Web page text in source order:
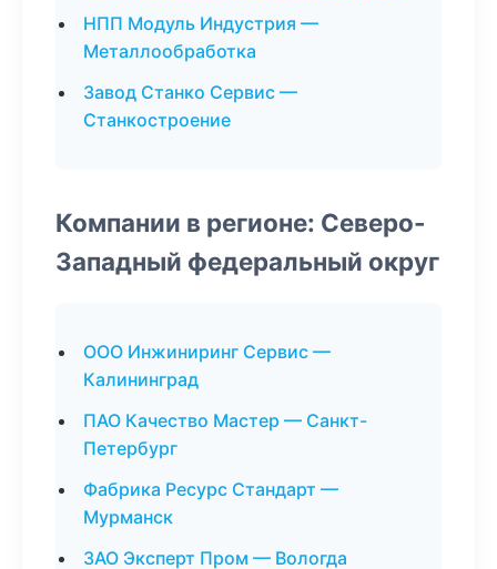
НПП Модуль Индустрия —
Металлообработка
Завод Станко Сервис —
Станкостроение
Компании в регионе: Северо-
Западный федеральный округ
ООО Инжиниринг Сервис —
Калининград
ПАО Качество Мастер — Санкт-
Петербург
Фабрика Ресурс Стандарт —
Мурманск
ЗАО Эксперт Пром — Вологда